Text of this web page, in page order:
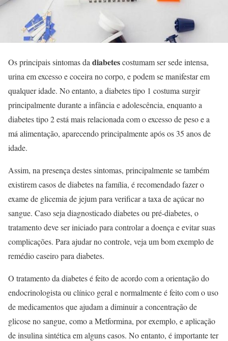
​Os principais sintomas da diabetescostumam ser sede intensa,
urina em excesso e coceira no corpo, e podem se manifestar em
qualquer idade. No entanto, a diabetes tipo 1 costuma surgir
principalmente durante a infância e adolescência, enquanto a
diabetes tipo 2 está mais relacionada com o excesso de peso e a
má alimentação, aparecendo principalmente após os 35 anos de
idade.
Assim, na presença destes sintomas, principalmente se também
existirem casos de diabetes na família, é recomendado fazer o
exame de glicemia de jejum para verificar a taxa de açúcar no
sangue. Caso seja diagnosticado diabetes ou pré-diabetes, o
tratamento deve ser iniciado para controlar a doença e evitar suas
complicações. Para ajudar no controle, veja um bom exemplo de
remédio caseiro para diabetes.
O tratamento da diabetes é feito de acordo com a orientação do
endocrinologista ou clínico geral e normalmente é feito com o uso
de medicamentos que ajudam a diminuir a concentração de
glicose no sangue, como a Metformina, por exemplo, e aplicação
de insulina sintética em alguns casos. No entanto, é importante ter